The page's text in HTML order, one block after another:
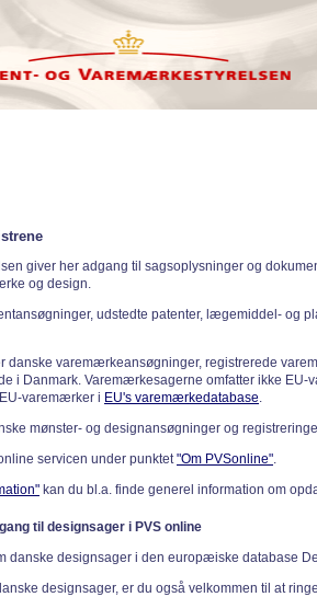
giver her adgang til sagsoplysninger og
og design.
udstedte patenter, lægemiddel- og
danske varemærkeansøgninger, registrerede
i Danmark. Varemærkesagerne omfatter ikke
varemærker i EU's varemærkedatabase.
mønster- og designansøgninger og
servicen under punktet"Om PVSonline".
kan du bl.a. finde generel information om
til designsager i PVS online
danske designsager i den europæiske database
designsager, er du også velkommen til at